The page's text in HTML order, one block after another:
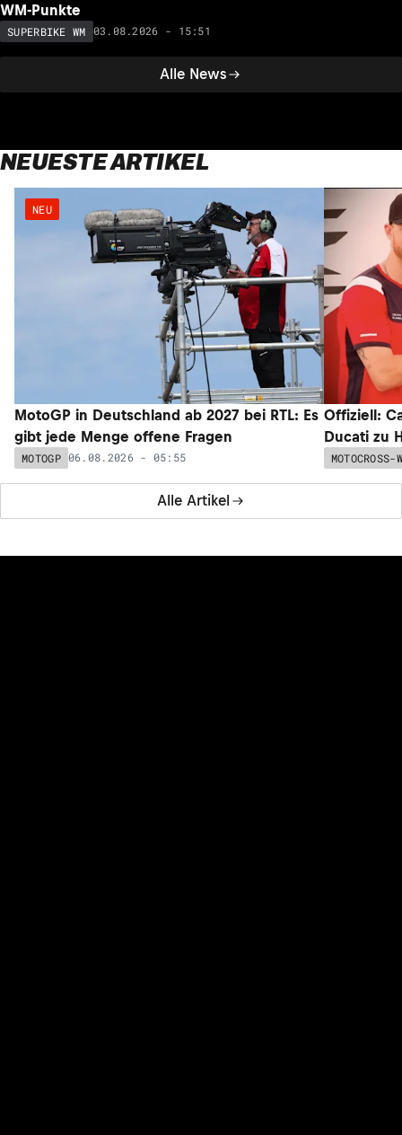
Alle News
WM-Punkte
SUPERBIKE WM 03.08.2026 - 15:51
NEUESTE ARTIKEL
Alle Artikel
NEU
MotoGP in Deutschland ab 2027 bei RTL: Es
gibt jede Menge offene Fragen
MOTOGP 06.08.2026 - 05:55
Offiziell:
Ducati zu
MOTOCROSS-